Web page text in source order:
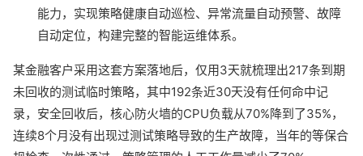
能力，实现策略健康自动巡检、异常流量自动预警、故障
自动定位，构建完整的智能运维体系。
某金融客户采用这套方案落地后，仅用3天就梳理出217条到期
未回收的测试临时策略，其中192条近30天没有任何命中记
录，安全回收后，核心防火墙的CPU负载从70%降到了35%，
连续8个月没有出现过测试策略导致的生产故障，当年的等保合